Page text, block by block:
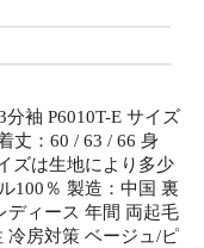
袖 P6010T-E サイズ
丈：60 / 63 / 66 身
ズは生地により多少
100％ 製造：中国 裏
ディース 年間 両起毛
冷房対策 ベージュ/ピ